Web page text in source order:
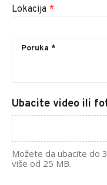
Lokacija *
Ubacite video ili
Možete da ubacite do
više od 25 MB.